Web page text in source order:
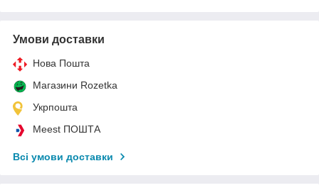
Умови доставки
Нова Пошта
Магазини Rozetka
Укрпошта
Meest ПОШТА
Всі умови доставки